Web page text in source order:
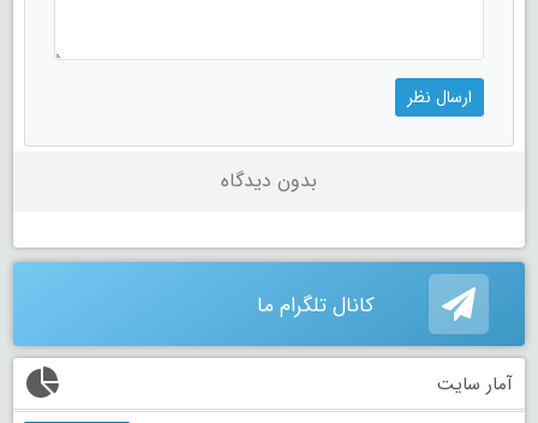
بدون دیدگاه
کانال تلگرام ما
آمار سایت